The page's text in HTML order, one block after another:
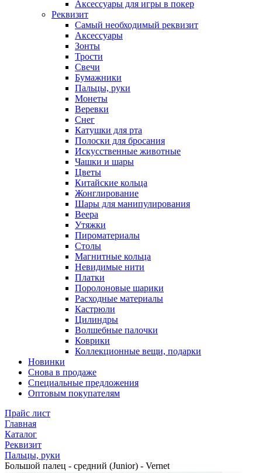
Аксессуары для игры в покер
Реквизит
Самый необходимый реквизит
Аксессуары
Зонты
Трости
Свечи
Бумажники
Пальцы, руки
Монеты
Веревки
Снег
Катушки для рта
Полоски для бросания
Искусственные животные
Чашки и шары
Цветы
Китайские кольца
Жонглирование
Шары для манипулирования
Веера
Утяжки
Пироматериалы
Столы
Магнитные кольца
Невидимые нити
Платки
Поролоновые шарики
Расходные материалы
Кастрюли
Цилиндры
Волшебные палочки
Коврики
Коллекционные вещи, подарки
Новинки
Снова в продаже
Специальные предложения
Оптовым покупателям
Прайс лист
Главная
Каталог
Реквизит
Пальцы, руки
Большой палец - средний (Junior) - Vernet